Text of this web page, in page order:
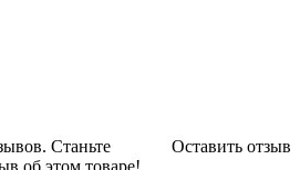
Оставить отзыв
Станьте
об этом товаре!